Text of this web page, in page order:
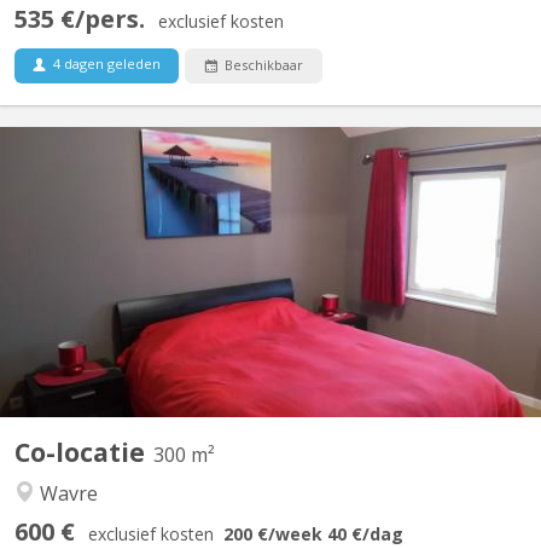
535 €/pers. exclusief kosten
4 dagen geleden Beschikbaar
Co-locatie 300 m²
Wavre
600 € exclusief kosten 200 €/week 40 €/dag
KV 1330
Régent en éducation physique loue chambre(lit double) dans une
belle villa pour UNIQUEMENT étudiant(e), stagiaire sérieux(se) et
soigneux(se). Salle de douche privatisée, TV, Wi-fi, fitness, grand
jardin, bureau, Lave linge, parking privé. Endroit calme, idéal pour
étudier. A 8 min...